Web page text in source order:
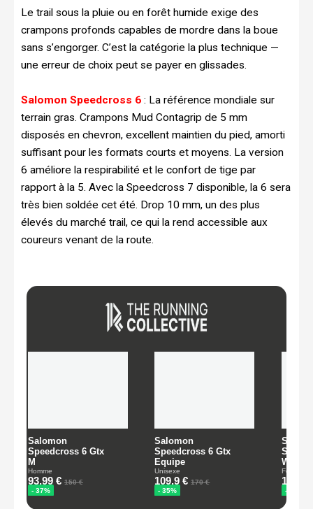
Le trail sous la pluie ou en forêt humide exige des
crampons profonds capables de mordre dans la boue
sans s’engorger. C’est la catégorie la plus technique —
une erreur de choix peut se payer en glissades.
Salomon Speedcross 6 : La référence mondiale sur
terrain gras. Crampons Mud Contagrip de 5 mm
disposés en chevron, excellent maintien du pied, amorti
suffisant pour les formats courts et moyens. La version
6 améliore la respirabilité et le confort de tige par
rapport à la 5. Avec la Speedcross 7 disponible, la 6 sera
très bien soldée cet été. Drop 10 mm, un des plus
élevés du marché trail, ce qui la rend accessible aux
coureurs venant de la route.